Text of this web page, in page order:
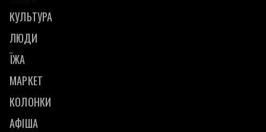
КУЛЬТУРА
ЛЮДИ
ЇЖА
МАРКЕТ
КОЛОНКИ
АФІША